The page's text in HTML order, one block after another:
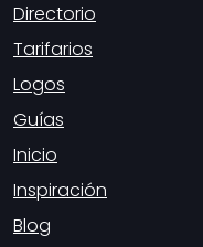
Directorio
Tarifarios
Logos
Guías
Inicio
Inspiración
Blog